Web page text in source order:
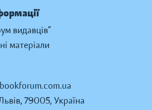
видавців”
матеріали
79005, Україна